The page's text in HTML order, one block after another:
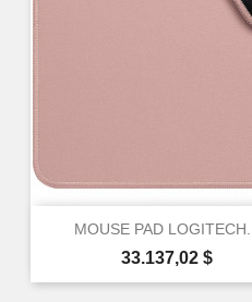
MOUSE PAD LOGITECH...
Precio
33.137,02 $